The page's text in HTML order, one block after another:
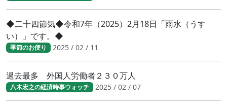
◆二十四節気◆令和7年（2025）2月18日「雨水（うす
い）」です。◆
季節のお便り 2025 / 02 / 11
過去最多 外国人労働者２３０万人
八木宏之の経済時事ウォッチ 2025 / 02 / 07